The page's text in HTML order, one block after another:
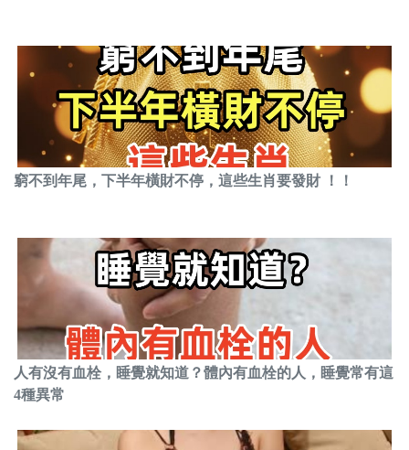
窮不到年尾，下半年橫財不停，這些生肖要發財 ！！
人有沒有血栓，睡覺就知道？體內有血栓的人，睡覺常有這
4種異常